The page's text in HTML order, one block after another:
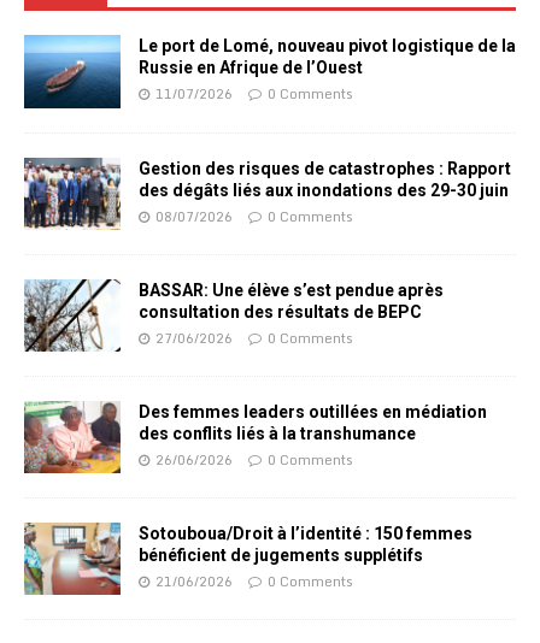
Le port de Lomé, nouveau pivot logistique de la
Russie en Afrique de l’Ouest
11/07/2026 0 Comments
Gestion des risques de catastrophes : Rapport
des dégâts liés aux inondations des 29-30 juin
08/07/2026 0 Comments
BASSAR: Une élève s’est pendue après
consultation des résultats de BEPC
27/06/2026 0 Comments
Des femmes leaders outillées en médiation
des conflits liés à la transhumance
26/06/2026 0 Comments
Sotouboua/Droit à l’identité : 150 femmes
bénéficient de jugements supplétifs
21/06/2026 0 Comments